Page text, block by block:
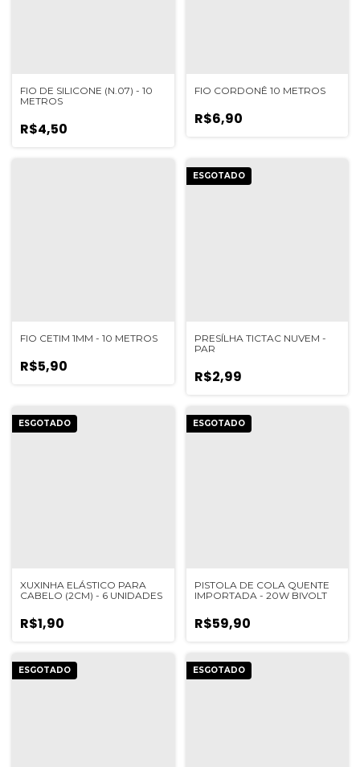
FIO DE SILICONE (N.07) - 10
METROS
R$4,50
FIO CORDONÊ 10 METROS
R$6,90
FIO CETIM 1MM - 10 METROS
R$5,90
ESGOTADO
PRESÍLHA TICTAC NUVEM -
PAR
R$2,99
ESGOTADO
XUXINHA ELÁSTICO PARA
CABELO (2CM) - 6 UNIDADES
R$1,90
ESGOTADO
PISTOLA DE COLA QUENTE
IMPORTADA - 20W BIVOLT
R$59,90
ESGOTADO ESGOTADO